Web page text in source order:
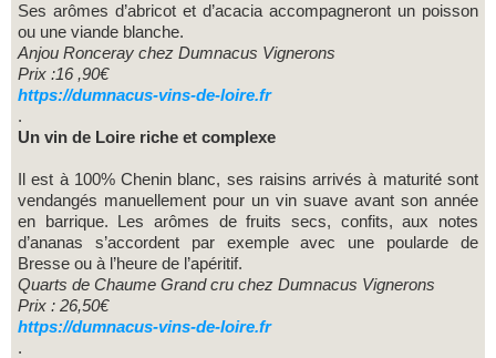
Ses arômes d’abricot et d’acacia accompagneront un poisson
ou une viande blanche.
Anjou Ronceray chez Dumnacus Vignerons
Prix :16 ,90€
https://dumnacus-vins-de-loire.fr
.
Un vin de Loire riche et complexe
Il est à 100% Chenin blanc, ses raisins arrivés à maturité sont
vendangés manuellement pour un vin suave avant son année
en barrique. Les arômes de fruits secs, confits, aux notes
d’ananas s’accordent par exemple avec une poularde de
Bresse ou à l’heure de l’apéritif.
Quarts de Chaume Grand cru chez Dumnacus Vignerons
Prix : 26,50€
https://dumnacus-vins-de-loire.fr
.